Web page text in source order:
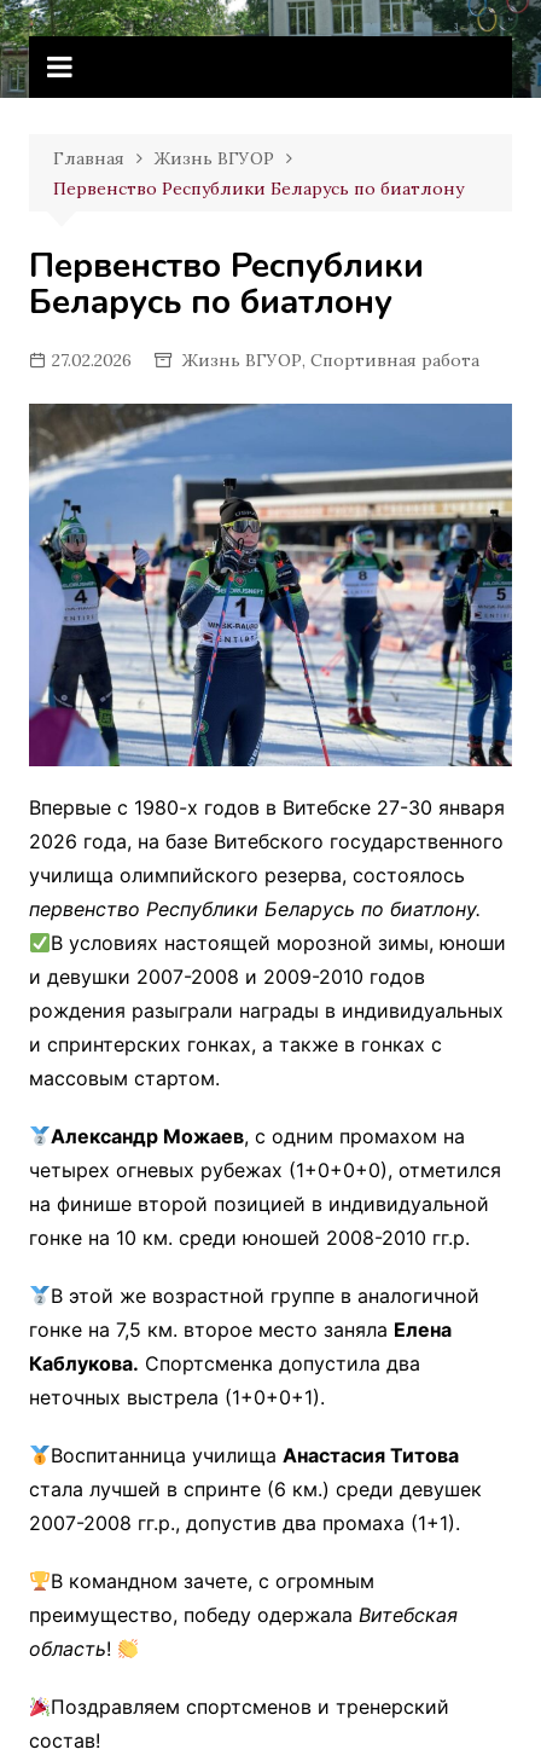
Перейти
к
содержимому
Витебское государственное
училище олимпийского резерва
Главная
Жизнь ВГУОР
Первенство Республики Беларусь по биатлону
Первенство Республики
Беларусь по биатлону
27.02.2026 Жизнь ВГУОР, Спортивная работа
Впервые с 1980-х годов в Витебске 27-30 января
2026 года, на базе Витебского государственного
училища олимпийского резерва, состоялось
первенство Республики Беларусь по биатлону.
В условиях настоящей морозной зимы, юноши
и девушки 2007-2008 и 2009-2010 годов
рождения разыграли награды в индивидуальных
и спринтерских гонках, а также в гонках с
массовым стартом.
Александр Можаев, с одним промахом на
четырех огневых рубежах (1+0+0+0), отметился
на финише второй позицией в индивидуальной
гонке на 10 км. среди юношей 2008-2010 гг.р.
В этой же возрастной группе в аналогичной
гонке на 7,5 км. второе место заняла Елена
Каблукова. Спортсменка допустила два
неточных выстрела (1+0+0+1).
Воспитанница училищаАнастасия Титова
стала лучшей в спринте (6 км.) среди девушек
2007-2008 гг.р., допустив два промаха (1+1).
В командном зачете, с огромным
преимущество, победу одержала Витебская
область!
Поздравляем спортсменов и тренерский
состав!